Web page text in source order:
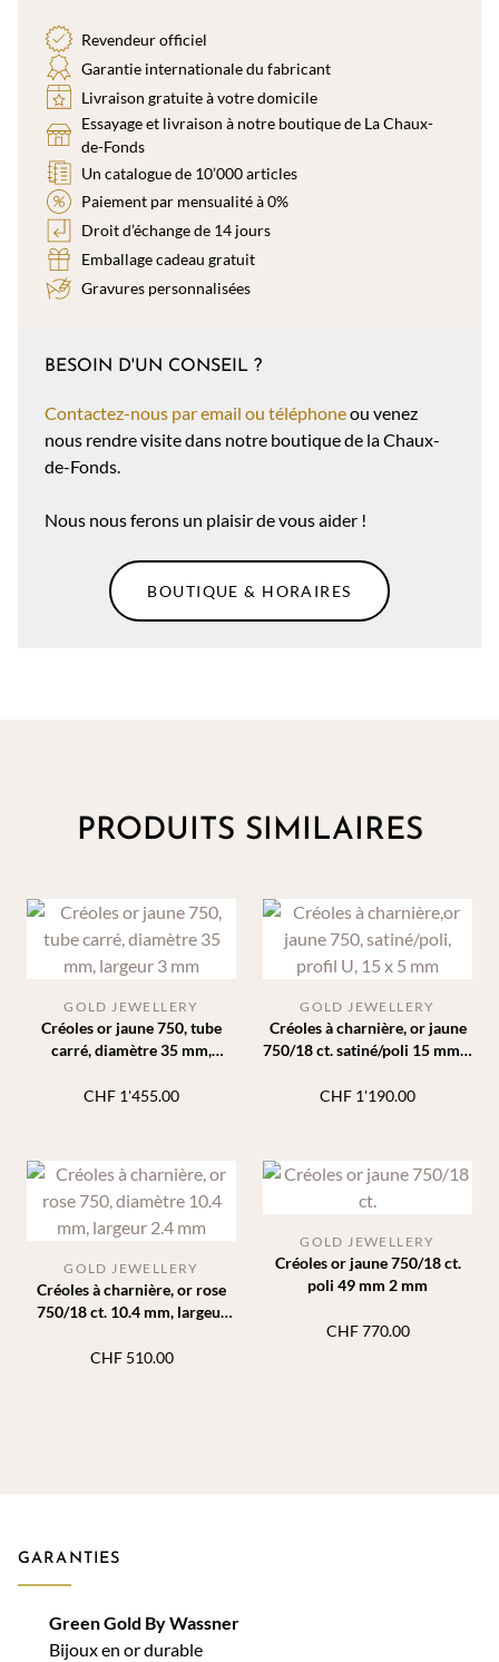
Revendeur officiel
Garantie internationale du fabricant
Livraison gratuite à votre domicile
Essayage et livraison à notre boutique de La Chaux-
de-Fonds
Un catalogue de 10’000 articles
Paiement par mensualité à 0%
Droit d’échange de 14 jours
Emballage cadeau gratuit
Gravures personnalisées
BESOIN D'UN CONSEIL ?
Contactez-nous par email ou téléphoneou venez
nous rendre visite dans notre boutique de la Chaux-
de-Fonds.
Nous nous ferons un plaisir de vous aider !
BOUTIQUE & HORAIRES
PRODUITS SIMILAIRES
Créoles or jaune 750, tube
carré, diamètre 35 mm,
GOLD JEWELLERY
CHF 1'455.00
Créoles à charnière, or jaune
750/18 ct. satiné/poli 15 mm 5
GOLD JEWELLERY
CHF 1'190.00
Créoles à charnière, or rose
750/18 ct. 10.4 mm, largeur
GOLD JEWELLERY
CHF510.00
Créoles or jaune 750/18 ct.
poli 49 mm 2 mm
GOLD JEWELLERY
CHF770.00
GARANTIES
Green Gold By Wassner
Bijoux en or durable